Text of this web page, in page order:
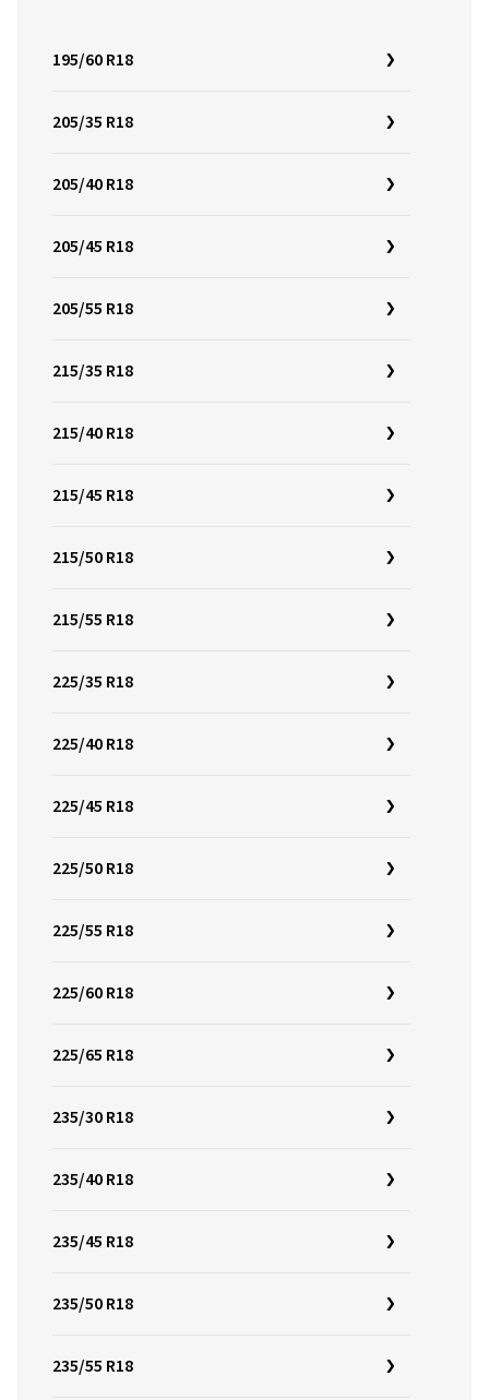
195/60 R18
205/35 R18
205/40 R18
205/45 R18
205/55 R18
215/35 R18
215/40 R18
215/45 R18
215/50 R18
215/55 R18
225/35 R18
225/40 R18
225/45 R18
225/50 R18
225/55 R18
225/60 R18
225/65 R18
235/30 R18
235/40 R18
235/45 R18
235/50 R18
235/55 R18